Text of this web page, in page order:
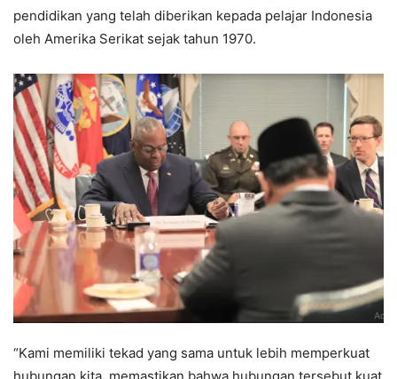
pendidikan yang telah diberikan kepada pelajar Indonesia
oleh Amerika Serikat sejak tahun 1970.
“Kami memiliki tekad yang sama untuk lebih memperkuat